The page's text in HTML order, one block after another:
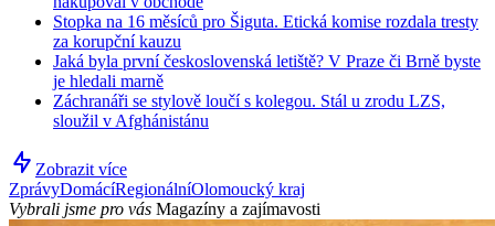
Stopka na 16 měsíců pro Šiguta. Etická komise rozdala tresty
za korupční kauzu
Jaká byla první československá letiště? V Praze či Brně byste
je hledali marně
Záchranáři se stylově loučí s kolegou. Stál u zrodu LZS,
sloužil v Afghánistánu
Zobrazit více
ZprávyDomácíRegionálníOlomoucký kraj
Vybrali jsme pro vás Magazíny a zajímavosti